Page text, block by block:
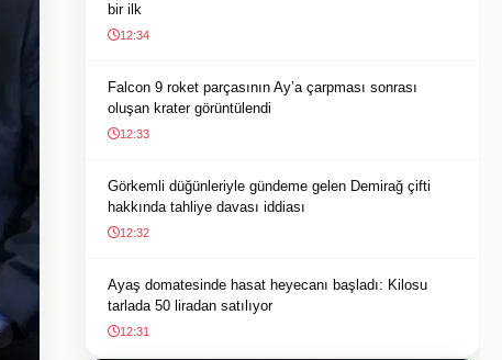
bir ilk
12:34
Falcon 9 roket parçasının Ay’a çarpması sonrası
oluşan krater görüntülendi
12:33
Görkemli düğünleriyle gündeme gelen Demirağ çifti
hakkında tahliye davası iddiası
12:32
Ayaş domatesinde hasat heyecanı başladı: Kilosu
tarlada 50 liradan satılıyor
12:31